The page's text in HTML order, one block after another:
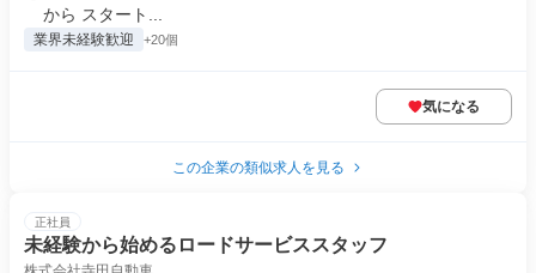
から スタート...
業界未経験歓迎 +20個
気になる
この企業の類似求人を見る
正社員
未経験から始めるロードサービススタッフ